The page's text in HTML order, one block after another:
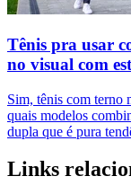
Tênis pra usar
no visual com
Sim, tênis com terno
quais modelos
dupla que é pura
Links